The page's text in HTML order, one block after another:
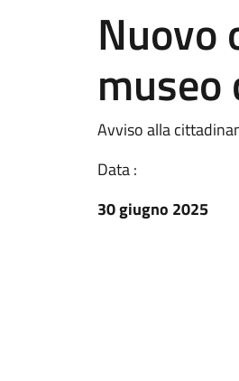
Nuovo
museo
Avviso alla
Data :
30 giugno 2025